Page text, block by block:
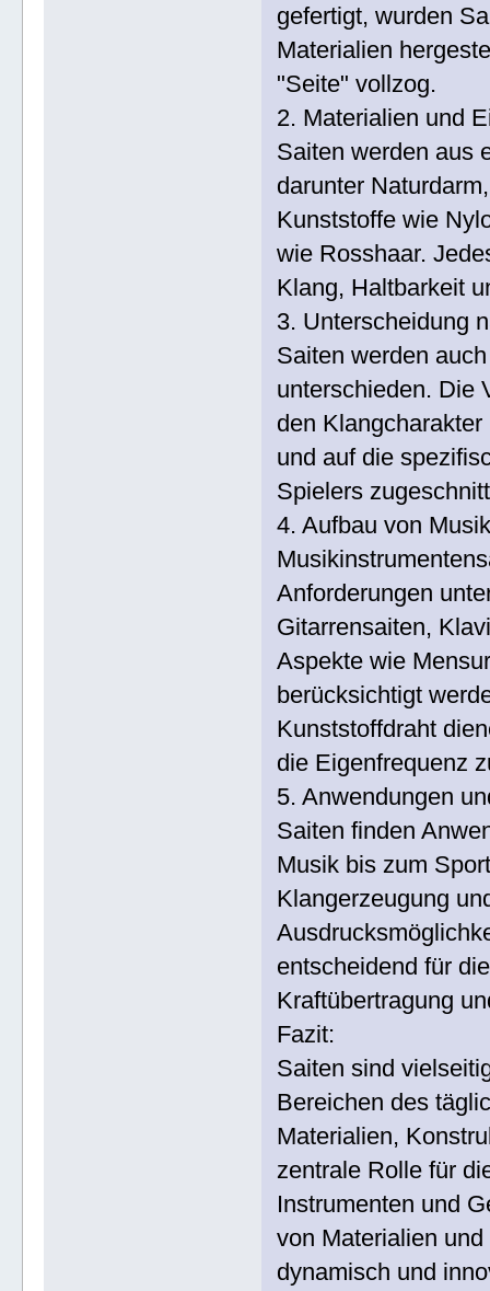
gefertigt, wurden
Materialien
"Seite" vollzog.
2. Materialien und
Saiten werden aus
darunter
Kunststoffe wie
wie Rosshaar.
Klang, Haltbarkeit
3. Unterscheidung
Saiten werden
unterschieden. Die
den
und auf die
Spielers
4. Aufbau von
Anforderungen
Gitarrensaiten,
Aspekte wie
berücksichtigt
Kunststoffdraht
die Eigenfrequenz
5. Anwendungen
Saiten finden
Musik bis zum
Klangerzeugung
entscheidend für
Kraftübertragung
Fazit:
Saiten sind
Bereichen des
Materialien,
zentrale Rolle für
Instrumenten und
von Materialien
dynamisch und